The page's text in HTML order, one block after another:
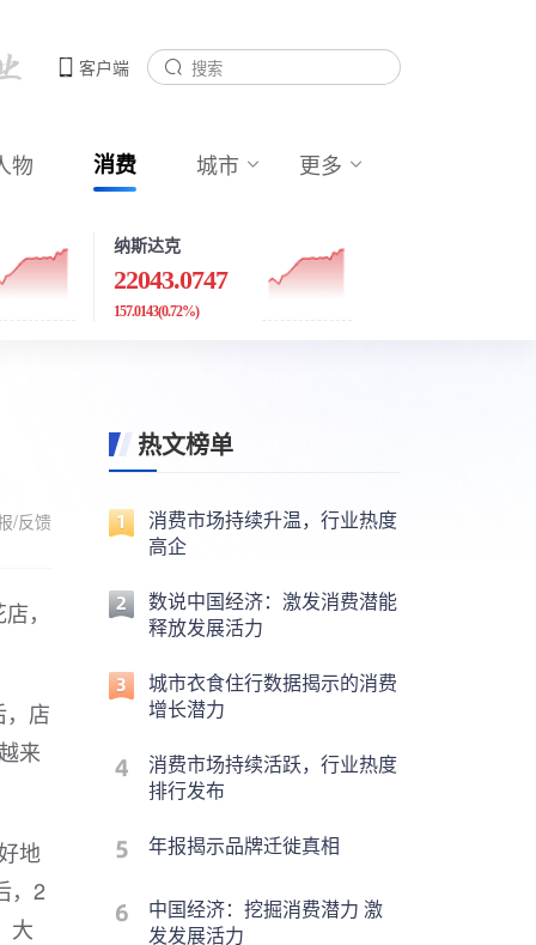
客户端
物 消费 城市 更多
纳斯达克
22043.0747
157.0143(0.72%)
/反馈
，
店
来
地
，2
大
热文榜单
消费市场持续升温，行业热度
高企
数说中国经济：激发消费潜能
释放发展活力
城市衣食住行数据揭示的消费
增长潜力
消费市场持续活跃，行业热度
排行发布
年报揭示品牌迁徙真相
中国经济：挖掘消费潜力 激
发发展活力